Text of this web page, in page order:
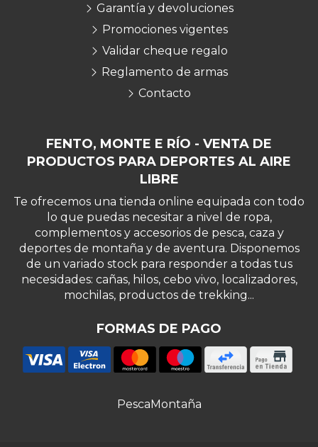
FENTO, MONTE E RÍO - VENTA DE
PRODUCTOS PARA DEPORTES AL AIRE
LIBRE
Te ofrecemos una tienda online equipada con todo
lo que puedas necesitar a nivel de ropa,
complementos y accesorios de pesca, caza y
deportes de montaña y de aventura. Disponemos
de un variado stock para responder a todas tus
necesidades: cañas, hilos, cebo vivo, localizadores,
mochilas, productos de trekking...
FORMAS DE PAGO
Garantía y devoluciones
Promociones vigentes
Validar cheque regalo
Reglamento de armas
Contacto
Pesca Montaña